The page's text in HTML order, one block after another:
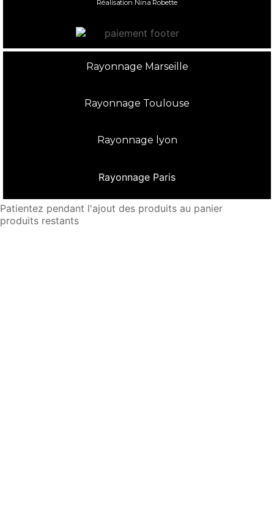
Réalisation Nina Robette
Rayonnage Marseille
Rayonnage Toulouse
Rayonnage lyon
Rayonnage Paris
Patientez pendant l'ajout des produits au panier
produits restants